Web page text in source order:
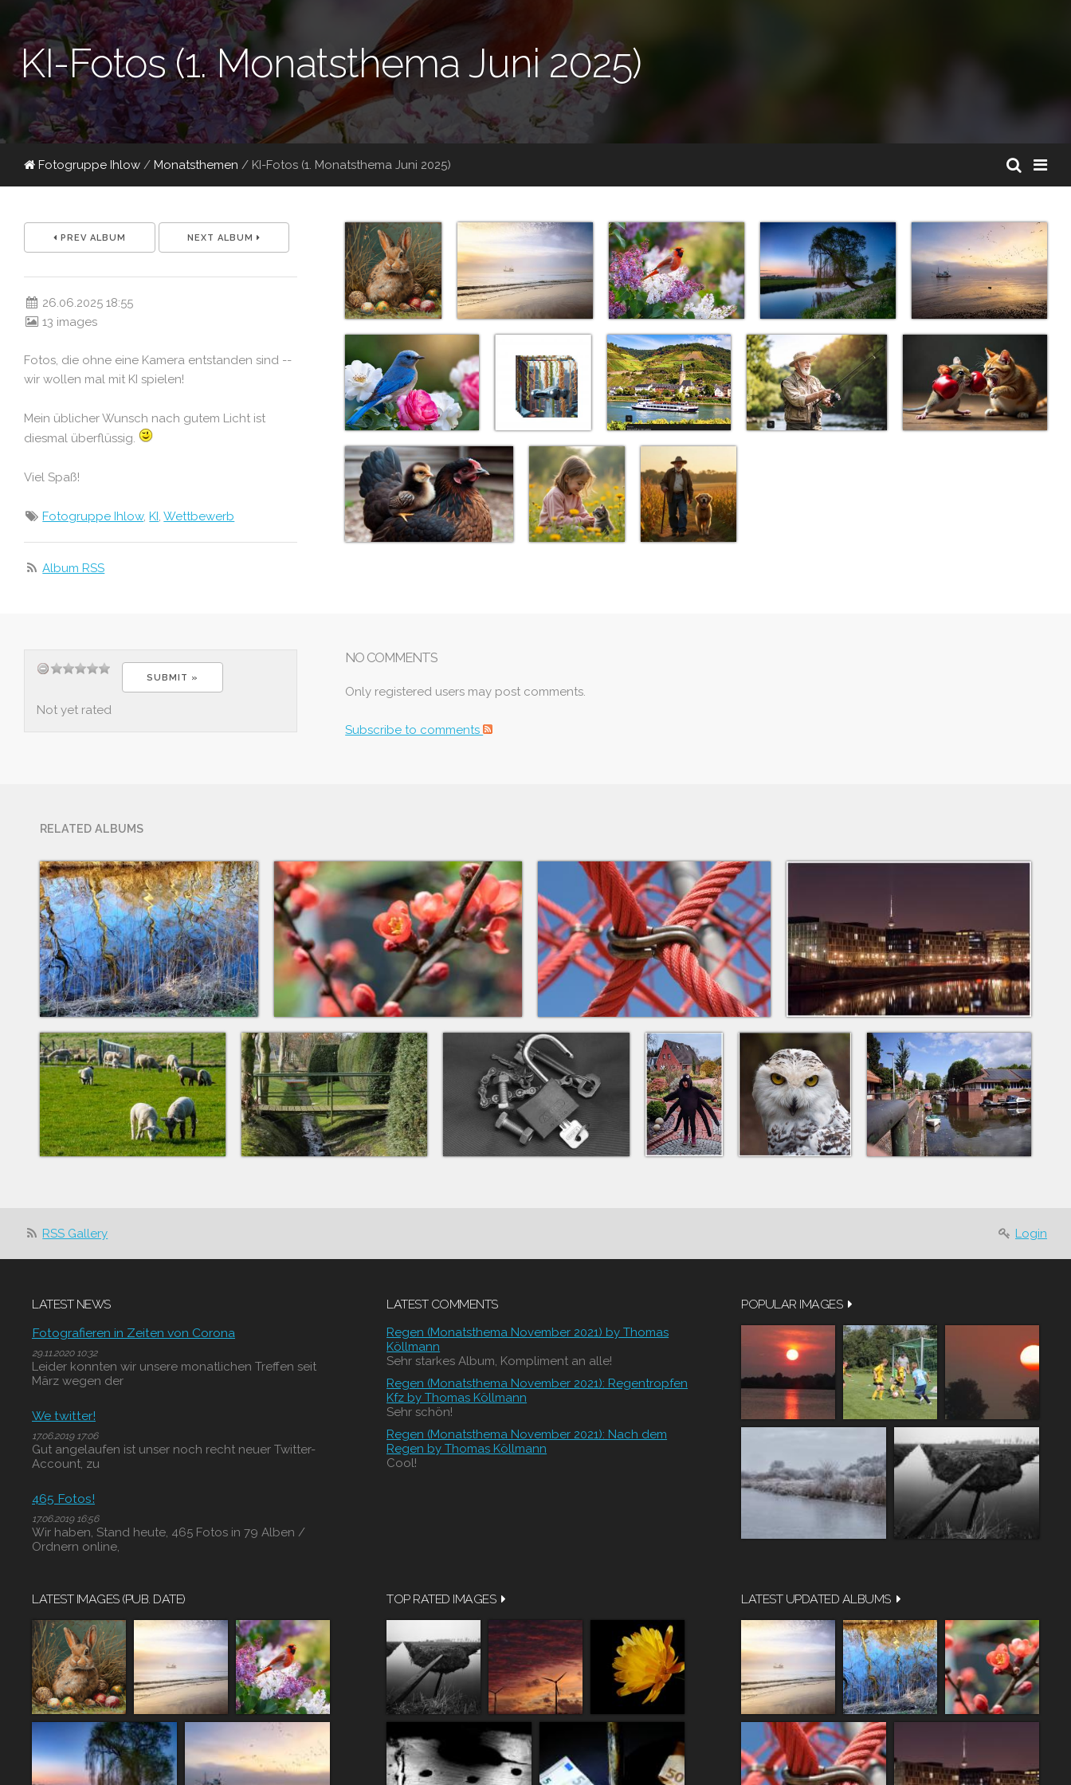
KI-Fotos (1. Monatsthema Juni 2025)
Fotogruppe Ihlow / Monatsthemen / KI-Fotos (1. Monatsthema Juni 2025)
PREV ALBUM NEXT ALBUM
26.06.2025 18:55
13 images
Fotos, die ohne eine Kamera entstanden sind --
wir wollen mal mit KI spielen!
Mein üblicher Wunsch nach gutem Licht ist
diesmal überflüssig.
Viel Spaß!
Fotogruppe Ihlow,KI,Wettbewerb
Album RSS
Not yet rated
NO COMMENTS
Only registered users may post comments.
Subscribe to comments
RELATED ALBUMS
Login
RSS Gallery
LATEST NEWS
Fotografieren in Zeiten von Corona
29.11.2020 10:32
Leider konnten wir unsere monatlichen Treffen seit
März wegen der
We twitter!
17.06.2019 17:06
Gut angelaufen ist unser noch recht neuer Twitter-
Account, zu
465 Fotos!
17.06.2019 16:56
Wir haben, Stand heute, 465 Fotos in 79 Alben /
Ordnern online,
LATEST COMMENTS
Regen (Monatsthema November 2021) by Thomas
Köllmann
Sehr starkes Album, Kompliment an alle!
Regen (Monatsthema November 2021): Regentropfen
Kfz by Thomas Köllmann
Sehr schön!
Regen (Monatsthema November 2021): Nach dem
Regen by Thomas Köllmann
Cool!
POPULAR IMAGES
LATEST IMAGES (PUB. DATE) TOP RATED IMAGES LATEST UPDATED ALBUMS